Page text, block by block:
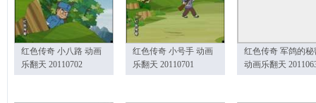
红色传奇 小八路 动画
乐翻天 20110702
红色传奇 小号手 动画
乐翻天 20110701
红色传奇 军鸽的秘
动画乐翻天